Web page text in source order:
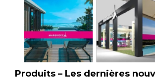
Produits – Les dernières